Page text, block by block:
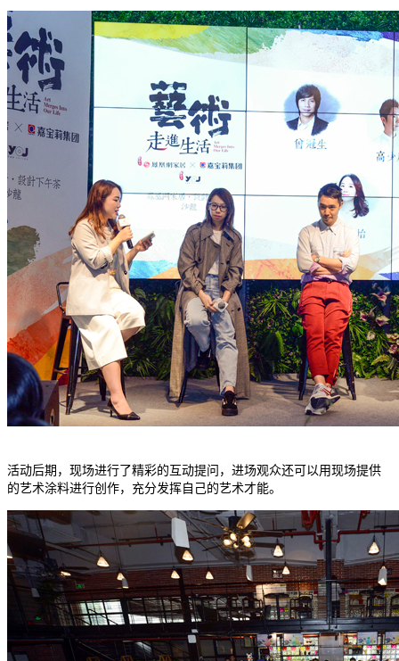
活动后期，现场进行了精彩的互动提问，进场观众还可以用现场提供
的艺术涂料进行创作，充分发挥自己的艺术才能。